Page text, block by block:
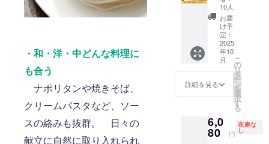
・和・洋・中どんな料理に
も合う
ナポリタンや焼きそば、
クリームパスタなど、ソー
スの絡みも抜群。 日々の
献立に自然に取り入れられ
産）、
北海道
産 馬鈴
薯でん
米、千
葉県柏
産）、
北海道
産 馬鈴
薯でん
掲載す
る内容
はメー
ルで確
認させ
ていた
だきま
す。 ※
掲載す
数によ
り変動
食セッ
ト】 精
米麺：
細麺1.5
ミリ14
食セッ
トをお
届けし
ます。
お礼の
す。 ※
送料込
みのお
10人
お届
け予
定：
2025
年10
月
詳細を見る
こ
の
リ
タ
ー
ン
を
選
択
す
る
6,0
80 円
在庫な
し